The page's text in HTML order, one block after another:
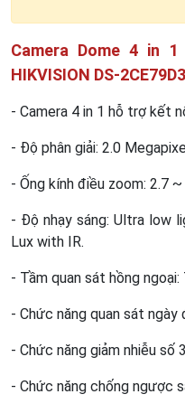
Camera Dome 4 in 1
HIKVISION DS-
- Camera 4 in 1 hỗ trợ kết
- Độ phân giải: 2.0
- Ống kính điều zoom: 2.7
- Độ nhạy sáng: Ultra low
Lux with IR.
- Tầm quan sát hồng ngoại:
- Chức năng quan sát ngày
- Chức năng giảm nhiễu số
- Chức năng chống ngược